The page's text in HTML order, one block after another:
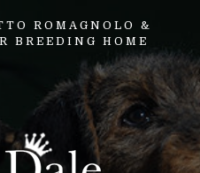
ROMAGNOLO &
BREEDING HOME